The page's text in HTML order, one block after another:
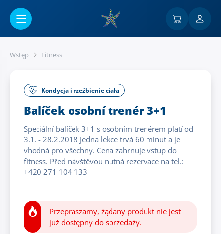
Wstęp Fitness
Kondycja i rzeźbienie ciała
Balíček osobní trenér 3+1
Speciální balíček 3+1 s osobním trenérem platí od
3.1. - 28.2.2018 Jedna lekce trvá 60 minut a je
vhodná pro všechny. Cena zahrnuje vstup do
fitness. Před návštěvou nutná rezervace na tel.:
+420 271 104 133
Przepraszamy, żądany produkt nie jest
już dostępny do sprzedaży.